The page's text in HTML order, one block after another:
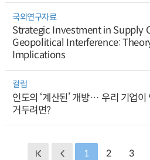
국외연구자료
Strategic Investment in Supply
Geopolitical Interference:
Implications
컬럼
인도의 ‘계산된’ 개방… 우리 기업
거두려면?
1 2 3